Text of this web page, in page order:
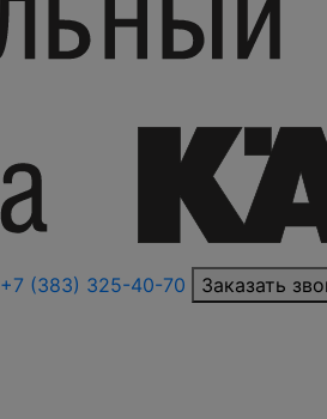
+7 (383) 325-40-70 Заказать